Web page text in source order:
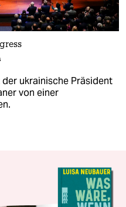
ukrainische Präsident
von einer